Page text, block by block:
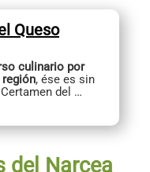
Queso
culinario por
, ése es sin
del …
del Narcea